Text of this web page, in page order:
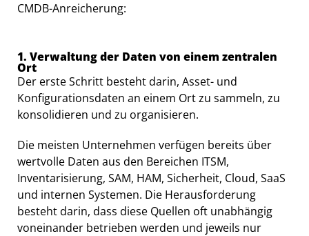
CMDB-Anreicherung:
1. Verwaltung der Daten von einem zentralen
Ort
Der erste Schritt besteht darin, Asset- und
Konfigurationsdaten an einem Ort zu sammeln, zu
konsolidieren und zu organisieren.
Die meisten Unternehmen verfügen bereits über
wertvolle Daten aus den Bereichen ITSM,
Inventarisierung, SAM, HAM, Sicherheit, Cloud, SaaS
und internen Systemen. Die Herausforderung
besteht darin, dass diese Quellen oft unabhängig
voneinander betrieben werden und jeweils nur